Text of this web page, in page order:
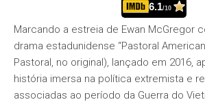
6.1/10
Marcando a estreia de Ewan McGregor
drama estadunidense “Pastoral
Pastoral, no original), lançado em 2016,
história imersa na política extremista e
associadas ao período da Guerra do